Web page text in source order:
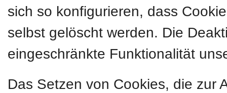
sich so konfigurieren, dass
selbst gelöscht werden. Die
eingeschränkte Funktionalität
Das Setzen von Cookies, die zur